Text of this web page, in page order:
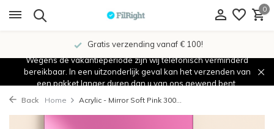
0
Gratis verzending vanaf € 100!
Wegens de vakantieperiode zijn wij telefonisch verminderd
bereikbaar. In een uitzonderlijk geval kan het verzenden van
een pakket langer duren dan u van ons gewend bent.
Back Home Acrylic - Mirror Soft Pink 300...